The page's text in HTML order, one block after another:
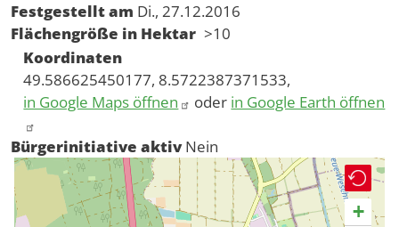
Festgestellt am Di., 27.12.2016
Flächengröße in Hektar >10
Koordinaten
49.586625450177, 8.5722387371533,
in Google Maps öffnen
oder in Google Earth öffnen
Bürgerinitiative aktiv Nein
+